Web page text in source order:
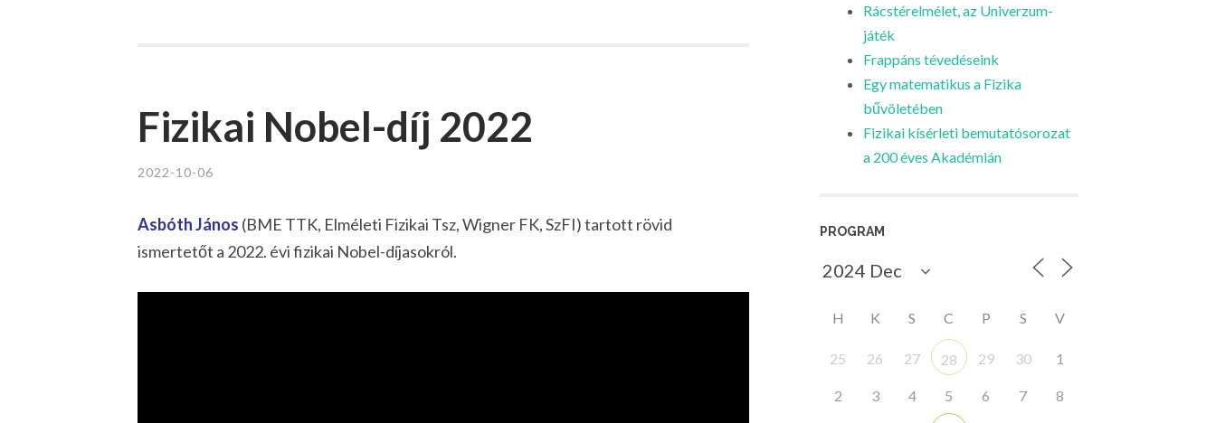
Fizikai Nobel-díj 2022
2022-10-06
Asbóth János (BME TTK, Elméleti Fizikai Tsz, Wigner FK, SzFI) tartott rövid
ismertetőt a 2022. évi fizikai Nobel-díjasokról.
Rácstérelmélet, az Univerzum-
játék
Frappáns tévedéseink
Egy matematikus a Fizika
bűvöletében
Fizikai kísérleti bemutatósorozat
a 200 éves Akadémián
PROGRAM
H K S C P S V
25 26 27 28 29 30 1
2 3 4 5 6 7 8